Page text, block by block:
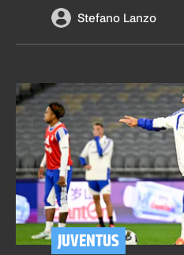
Stefano Lanzo
JUVENTUS